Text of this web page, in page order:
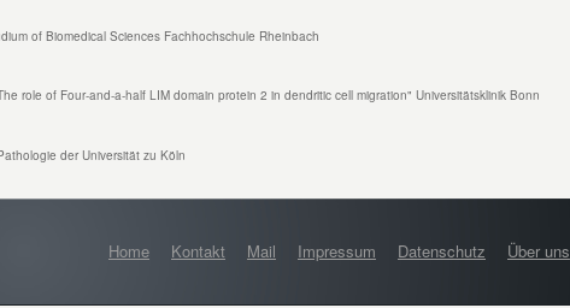
of Biomedical Sciences Fachhochschule Rheinbach
role of Four-and-a-half LIM domain protein 2 in dendritic cell migration" Universitätsklinik Bonn
der Universität zu Köln
Home Kontakt Mail Impressum Datenschutz Über uns